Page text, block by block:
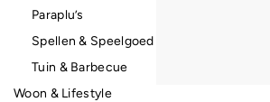
Paraplu’s
Spellen & Speelgoed
Tuin & Barbecue
Woon & Lifestyle